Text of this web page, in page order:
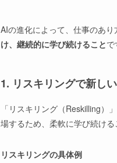
AIの進化によって、仕事のあ
け、継続的に学び続けることで
1. リスキリングで新し
「リスキリング（Reskilling）」
場するため、柔軟に学び続ける
リスキリングの具体例